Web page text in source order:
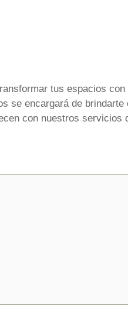
tus espacios
se encargará de
con nuestros servicios